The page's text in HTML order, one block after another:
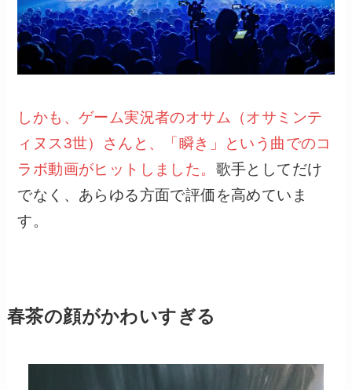
しかも、ゲーム実況者のオサム（オサミンテ
ィヌス3世）さんと、「瞬き」という曲でのコ
ラボ動画がヒットしました。 歌手としてだけ
でなく、あらゆる方面で評価を高めていま
す。
春茶の顔がかわいすぎる